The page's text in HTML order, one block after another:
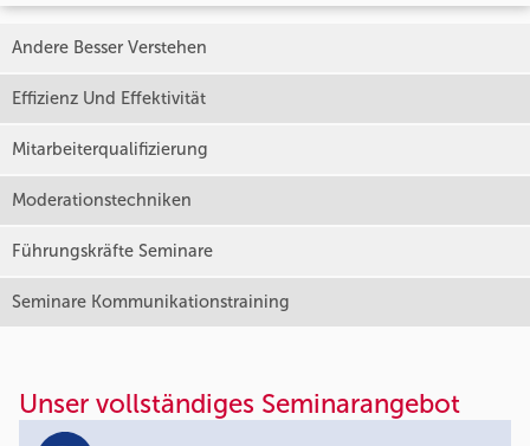
Andere Besser Verstehen
Effizienz Und Effektivität
Mitarbeiterqualifizierung
Moderationstechniken
Führungskräfte Seminare
Seminare Kommunikationstraining
Unser vollständiges Seminarangebot